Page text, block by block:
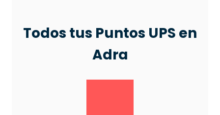
Todos tus Puntos UPS en
Adra